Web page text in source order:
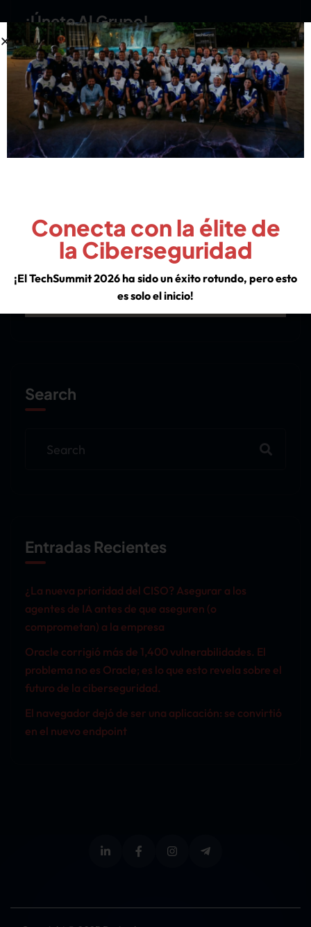
¡Únete Al Grupo!
Search
Entradas Recientes
¿La nueva prioridad del CISO? Asegurar a los
agentes de IA antes de que aseguren (o
comprometan) a la empresa
Oracle corrigió más de 1,400 vulnerabilidades. El
problema no es Oracle; es lo que esto revela sobre el
futuro de la ciberseguridad.
El navegador dejó de ser una aplicación: se convirtió
en el nuevo endpoint
Conecta con la élite de
la Ciberseguridad
¡El TechSummit 2026 ha sido un éxito rotundo, pero esto
es solo el inicio!